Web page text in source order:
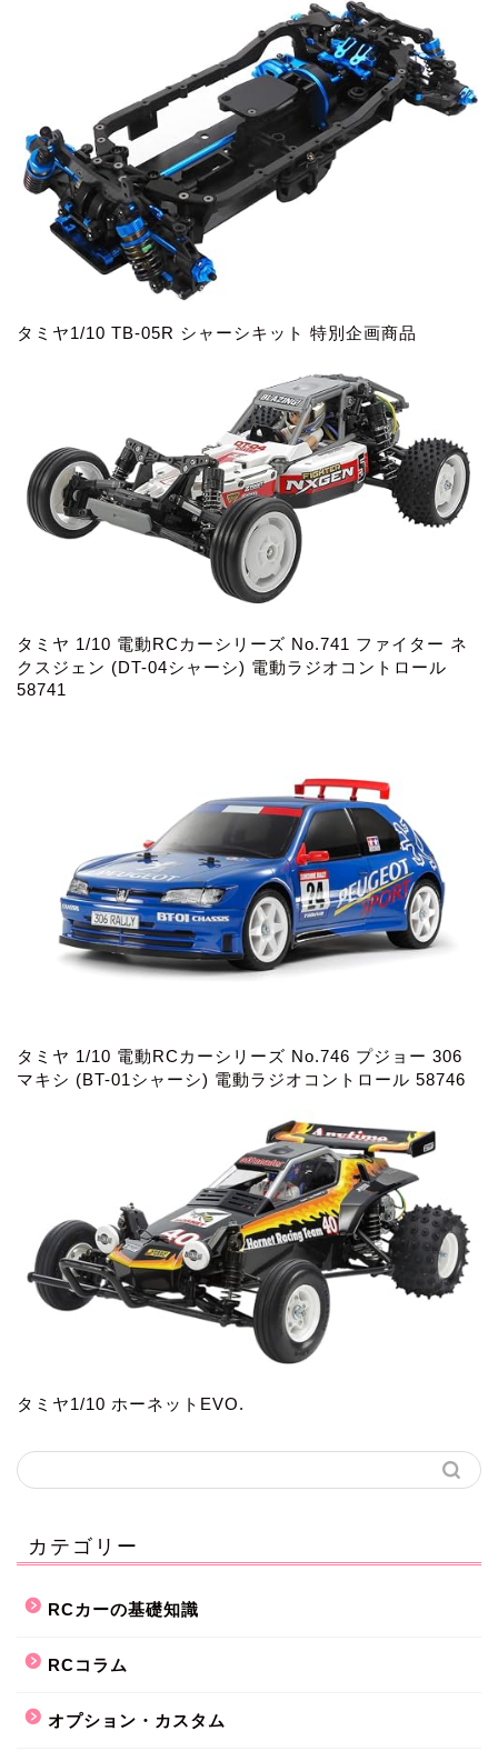
タミヤ1/10 TB-05R シャーシキット 特別企画商品
タミヤ 1/10 電動RCカーシリーズ No.741 ファイター ネ
クスジェン (DT-04シャーシ) 電動ラジオコントロール
58741
タミヤ 1/10 電動RCカーシリーズ No.746 プジョー 306
マキシ (BT-01シャーシ) 電動ラジオコントロール 58746
タミヤ1/10 ホーネットEVO.
カテゴリー
RCカーの基礎知識
RCコラム
オプション・カスタム